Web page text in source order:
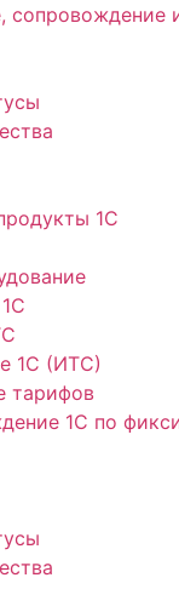
1C
1С (ИТС)
тарифов
1С по